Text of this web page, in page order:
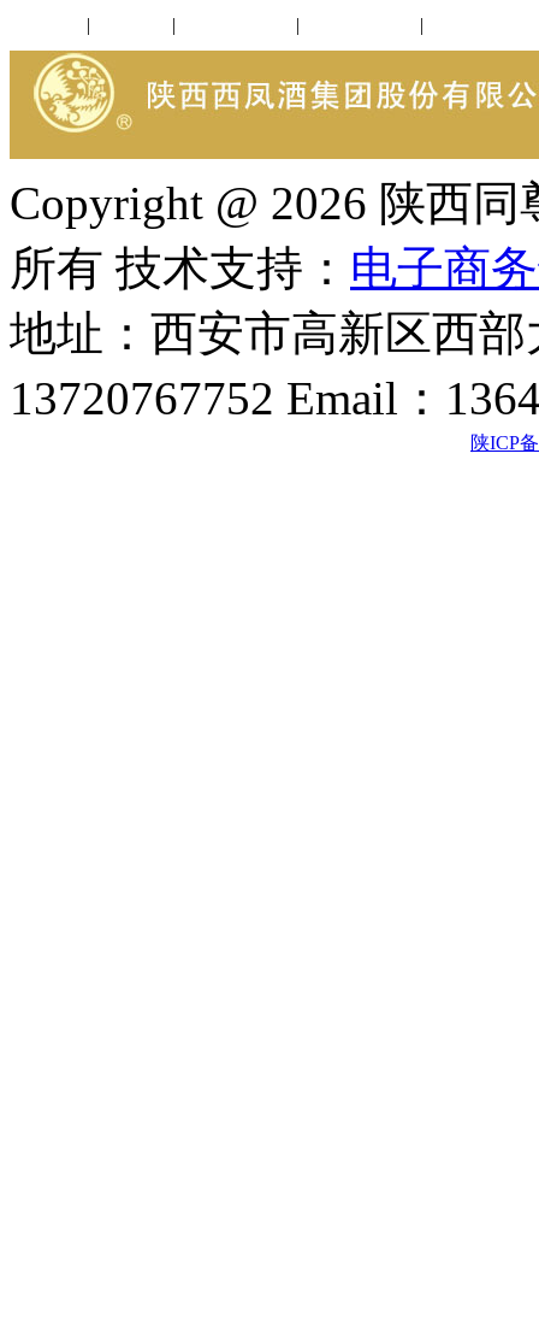
| | | |
Copyright @ 2026 陕西
所有 技术支持： 电子商
地址：西安市高新区西
13720767752 Email：
陕ICP